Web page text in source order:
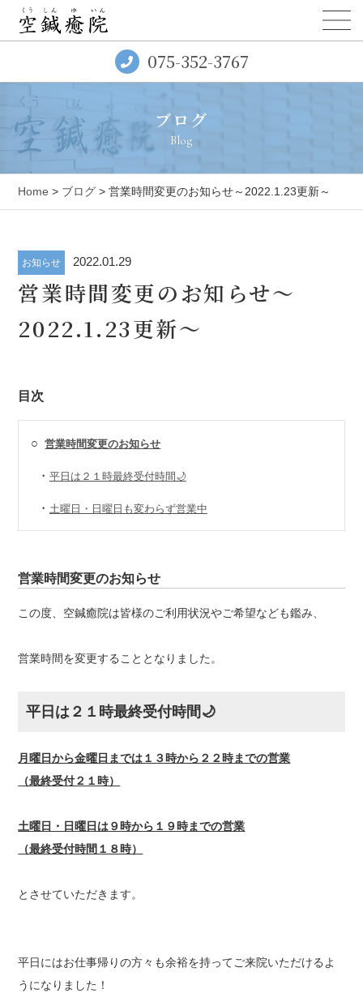
075-352-3767
ブログ
Blog
Home > ブログ > 営業時間変更のお知らせ～2022.1.23更新～
お知らせ 2022.01.29
営業時間変更のお知らせ～
2022.1.23更新～
目次
○営業時間変更のお知らせ
・ 平日は２１時最終受付時間🌙
・ 土曜日・日曜日も変わらず営業中
営業時間変更のお知らせ
この度、空鍼癒院は皆様のご利用状況やご希望なども鑑み、
営業時間を変更することとなりました。
平日は２１時最終受付時間🌙
月曜日から金曜日までは１３時から２２時までの営業
（最終受付２１時）
土曜日・日曜日は９時から１９時までの営業
（最終受付時間１８時）
とさせていただきます。
平日にはお仕事帰りの方々も余裕を持ってご来院いただけるよ
うになりました！